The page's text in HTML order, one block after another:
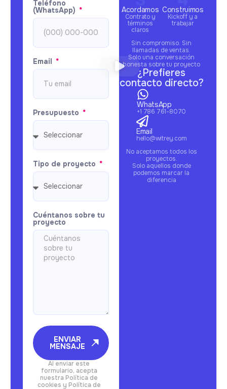
Teléfono
(WhatsApp)
Email
Presupuesto
Tipo de proyecto
Cuéntanos sobre tu
proyecto
ENVIAR
MENSAJE
Al enviar este
formulario, acepta
nuestra Política de
cookies y Política de
Acordamos
Contrato y
términos
claros
Construimos
Kickoff y a
trabajar
Sin compromiso. Sin
llamadas de ventas.
Solo una conversación
honesta sobre tu proyecto
¿Prefieres
contacto directo?
WhatsApp
+1 786 761-8070
Email
hello@witrey.com
No aceptamos todos los
proyectos.
Solo aquellos donde
podemos marcar la
diferencia